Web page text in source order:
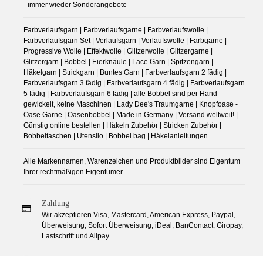
- immer wieder Sonderangebote
Farbverlaufsgarn | Farbverlaufsgarne | Farbverlaufswolle |
Farbverlaufsgarn Set | Verlaufsgarn | Verlaufswolle | Farbgarne |
Progressive Wolle | Effektwolle | Glitzerwolle | Glitzergarne |
Glitzergarn | Bobbel | Eierknäule | Lace Garn | Spitzengarn |
Häkelgarn | Strickgarn | Buntes Garn | Farbverlaufsgarn 2 fädig |
Farbverlaufsgarn 3 fädig | Farbverlaufsgarn 4 fädig | Farbverlaufsgarn
5 fädig | Farbverlaufsgarn 6 fädig | alle Bobbel sind per Hand
gewickelt, keine Maschinen | Lady Dee's Traumgarne | Knopfoase -
Oase Garne | Oasenbobbel | Made in Germany | Versand weltweit! |
Günstig online bestellen | Häkeln Zubehör | Stricken Zubehör |
Bobbeltaschen | Utensilo | Bobbel bag | Häkelanleitungen
Alle Markennamen, Warenzeichen und Produktbilder sind Eigentum
Ihrer rechtmäßigen Eigentümer.
Zahlung
Wir akzeptieren Visa, Mastercard, American Express, Paypal,
Überweisung, Sofort Überweisung, iDeal, BanContact, Giropay,
Lastschrift und Alipay.